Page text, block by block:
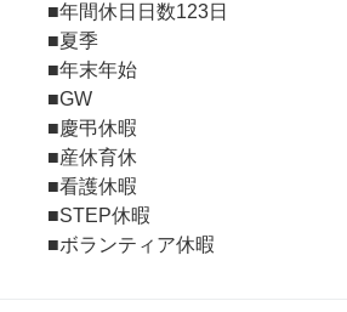
■年間休日日数123日
■夏季
■年末年始
■GW
■慶弔休暇
■産休育休
■看護休暇
■STEP休暇